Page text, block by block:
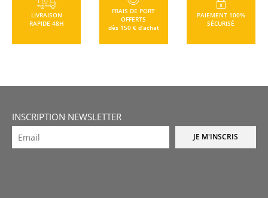
LIVRAISON
RAPIDE 48H
FRAIS DE PORT
OFFERTS
dès 150 € d’achat
PAIEMENT 100%
SÉCURISÉ
INSCRIPTION NEWSLETTER
JE M'INSCRIS